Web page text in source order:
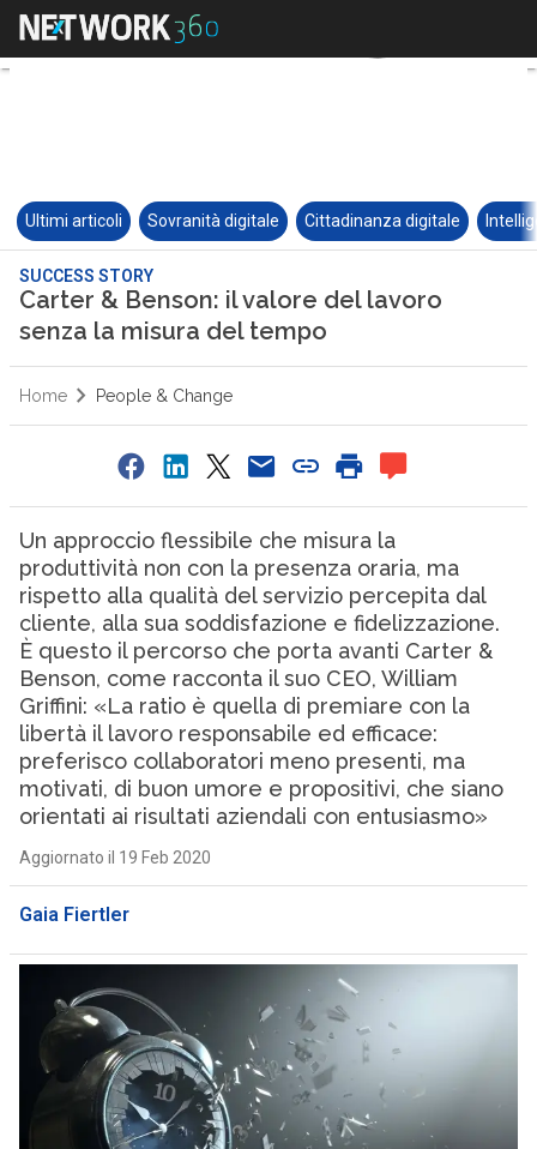
Ultimi articoli Sovranità digitale Cittadinanza digitale
SUCCESS STORY
Carter & Benson: il valore del lavoro
senza la misura del tempo
Home People & Change
Un approccio flessibile che misura la
produttività non con la presenza oraria, ma
rispetto alla qualità del servizio percepita dal
cliente, alla sua soddisfazione e fidelizzazione.
È questo il percorso che porta avanti Carter &
Benson, come racconta il suo CEO, William
Griffini: «La ratio è quella di premiare con la
libertà il lavoro responsabile ed efficace:
preferisco collaboratori meno presenti, ma
motivati, di buon umore e propositivi, che siano
orientati ai risultati aziendali con entusiasmo»
Aggiornato il 19 Feb 2020
Gaia Fiertler